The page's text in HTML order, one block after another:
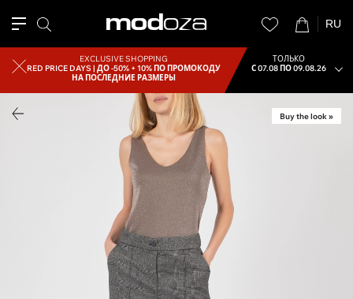
RU
EXCLUSIVE SHOPPING
RED PRICE DAYS |ДО -50% + 10% ПО ПРОМОКОДУ
НА ПОСЛЕДНИЕ РАЗМЕРЫ
ТОЛЬКО
С 07.08 ПО 09.08.26
Buy the look »